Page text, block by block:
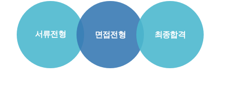
서류전형 면접전형 최종합격